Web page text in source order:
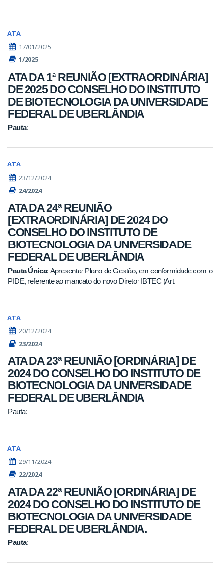
ATA
17/01/2025
1/2025
ATA DA 1ª REUNIÃO [EXTRAORDINÁRIA]
DE 2025 DO CONSELHO DO INSTITUTO
DE BIOTECNOLOGIA DA UNIVERSIDADE
FEDERAL DE UBERLÂNDIA
Pauta:
ATA
23/12/2024
24/2024
ATA DA 24ª REUNIÃO
[EXTRAORDINÁRIA] DE 2024 DO
CONSELHO DO INSTITUTO DE
BIOTECNOLOGIA DA UNIVERSIDADE
FEDERAL DE UBERLÂNDIA
Pauta Única: Apresentar Plano de Gestão, em conformidade com o
PIDE, referente ao mandato do novo Diretor IBTEC (Art.
ATA
20/12/2024
23/2024
ATA DA 23ª REUNIÃO [ORDINÁRIA] DE
2024 DO CONSELHO DO INSTITUTO DE
BIOTECNOLOGIA DA UNIVERSIDADE
FEDERAL DE UBERLÂNDIA
Pauta:
ATA
29/11/2024
22/2024
ATA DA 22ª REUNIÃO [ORDINÁRIA] DE
2024 DO CONSELHO DO INSTITUTO DE
BIOTECNOLOGIA DA UNIVERSIDADE
FEDERAL DE UBERLÂNDIA.
Pauta: